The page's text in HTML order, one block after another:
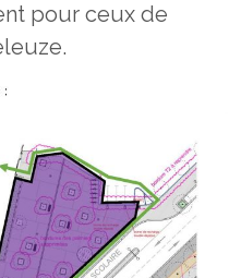
pour ceux de